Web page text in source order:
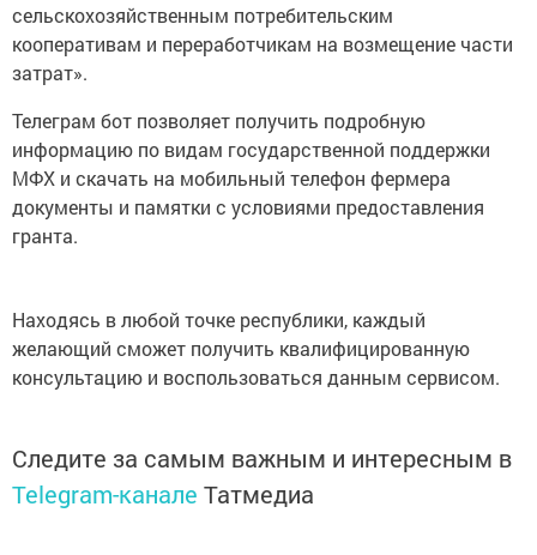
сельскохозяйственным потребительским
кооперативам и переработчикам на возмещение части
затрат».
Телеграм бот позволяет получить подробную
информацию по видам государственной поддержки
МФХ и скачать на мобильный телефон фермера
документы и памятки с условиями предоставления
гранта.
Находясь в любой точке республики, каждый
желающий сможет получить квалифицированную
консультацию и воспользоваться данным сервисом.
Следите за самым важным и интересным в
Telegram-канале Татмедиа